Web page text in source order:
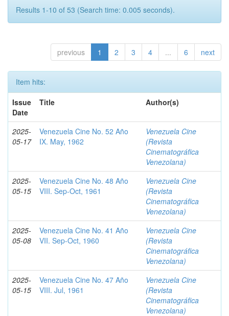
Results 1-10 of 53 (Search time: 0.005 seconds).
previous 1 2 3 4 ... 6 next
Item hits:
Issue
Date
Title Author(s)
2025-
05-17
Venezuela Cine No. 52 Año
IX. May, 1962
Venezuela Cine
(Revista
Cinematográfica
Venezolana)
2025-
05-15
Venezuela Cine No. 48 Año
VIII. Sep-Oct, 1961
Venezuela Cine
(Revista
Cinematográfica
Venezolana)
2025-
05-08
Venezuela Cine No. 41 Año
VII. Sep-Oct, 1960
Venezuela Cine
(Revista
Cinematográfica
Venezolana)
2025-
05-15
Venezuela Cine No. 47 Año
VIII. Jul, 1961
Venezuela Cine
(Revista
Cinematográfica
Venezolana)